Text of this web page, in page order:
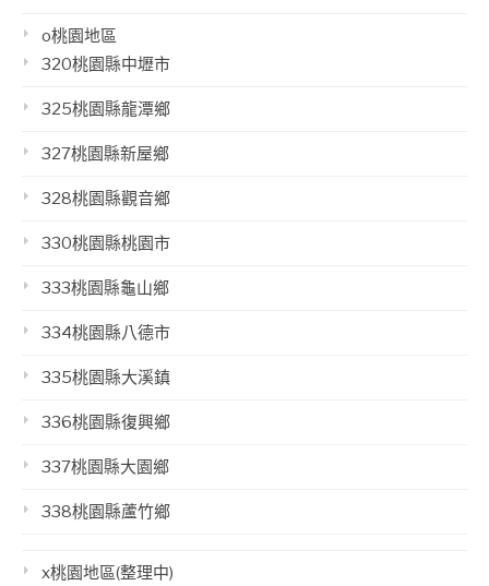
o桃園地區
320桃園縣中壢市
325桃園縣龍潭鄉
327桃園縣新屋鄉
328桃園縣觀音鄉
330桃園縣桃園市
333桃園縣龜山鄉
334桃園縣八德市
335桃園縣大溪鎮
336桃園縣復興鄉
337桃園縣大園鄉
338桃園縣蘆竹鄉
x桃園地區(整理中)